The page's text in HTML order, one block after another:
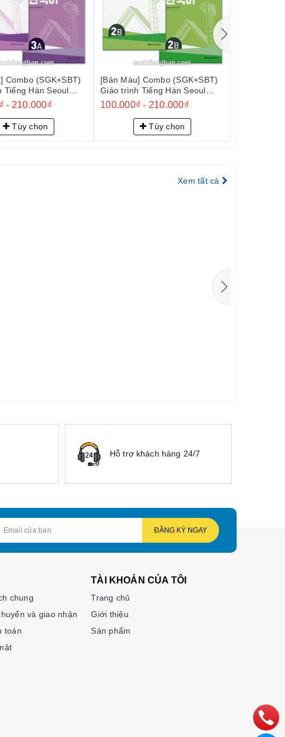
Combo (SGK+SBT)
Tiếng Hàn Seoul
서울대 한국어 플러스
- 210.000₫
Tùy chọn
[Bản Màu] Combo (SGK+SBT)
Giáo trình Tiếng Hàn Seoul
Plus 2B+ - 서울대 한국어 플러스
100.000₫ - 210.000₫
Tùy chọn
Xem tất cả
Hỗ trợ khách hàng 24/7
ĐĂNG KÝ NGAY
chung
và giao nhận
toán
TÀI KHOẢN CỦA TÔI
Trang chủ
Giới thiệu
Sản phẩm